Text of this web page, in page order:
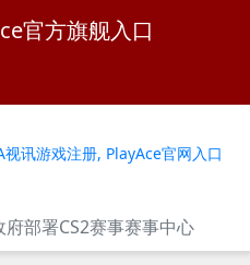
官方旗舰入口
视讯游戏注册, PlayAce官网入口
府部署CS2赛事赛事中心